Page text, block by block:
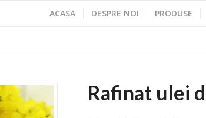
ACASA DESPRE NOI PRODUSE
Rafinat ulei